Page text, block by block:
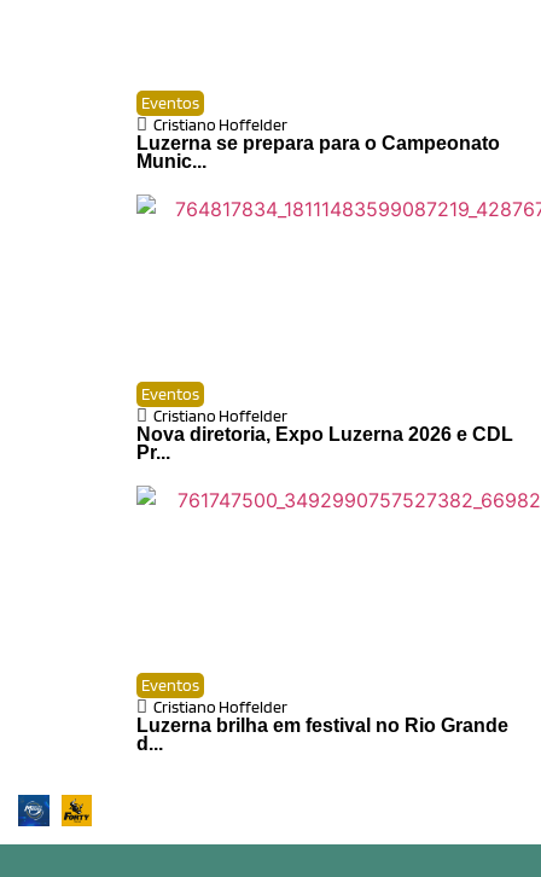
Eventos
Cristiano Hoffelder
Luzerna se prepara para o Campeonato
Munic...
Eventos
Cristiano Hoffelder
Nova diretoria, Expo Luzerna 2026 e CDL
Pr...
Eventos
Cristiano Hoffelder
Luzerna brilha em festival no Rio Grande
d...